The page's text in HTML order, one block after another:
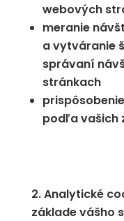
webových
meranie
a vytváranie
správaní
stránkach
podľa vašich
Analytické
základe vášho